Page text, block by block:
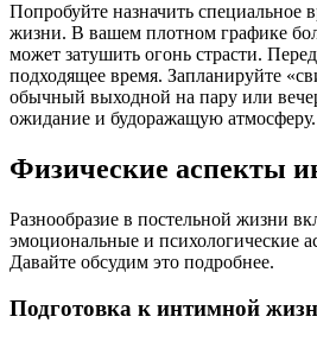
Попробуйте назначить специальное
жизни. В вашем плотном графике
может затушить огонь страсти.
подходящее время. Запланируйте
обычный выходной на пару или
ожидание и будоражащую атмосферу.
Физические аспекты
Разнообразие в постельной жизни
эмоциональные и психологические
Давайте обсудим это подробнее.
Подготовка к интимной